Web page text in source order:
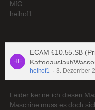
MfG
heihof1
ECAM 610.55.SB
Kaffeeauslauf/
heihof1 3. Dezember
Leider kenne ich diesen
Maschine muss es doch